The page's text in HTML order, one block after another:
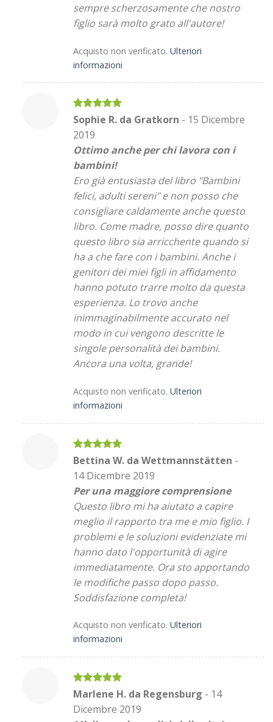
sempre scherzosamente che nostro
figlio sarà molto grato all'autore!
Acquisto non verificato. Ulteriori
informazioni
Valutato5
su 5
Sophie R. da Gratkorn - 15 Dicembre
2019
Ottimo anche per chi lavora con i
bambini!
Ero già entusiasta del libro "Bambini
felici, adulti sereni" e non posso che
consigliare caldamente anche questo
libro. Come madre, posso dire quanto
questo libro sia arricchente quando si
ha a che fare con i bambini. Anche i
genitori dei miei figli in affidamento
hanno potuto trarre molto da questa
esperienza. Lo trovo anche
inimmaginabilmente accurato nel
modo in cui vengono descritte le
singole personalità dei bambini.
Ancora una volta, grande!
Acquisto non verificato. Ulteriori
informazioni
Valutato5
su 5
Bettina W. da Wettmannstätten -
14 Dicembre 2019
Per una maggiore comprensione
Questo libro mi ha aiutato a capire
meglio il rapporto tra me e mio figlio. I
problemi e le soluzioni evidenziate mi
hanno dato l'opportunità di agire
immediatamente. Ora sto apportando
le modifiche passo dopo passo.
Soddisfazione completa!
Acquisto non verificato. Ulteriori
informazioni
Valutato5
Marlene H. da Regensburg - 14
Dicembre 2019